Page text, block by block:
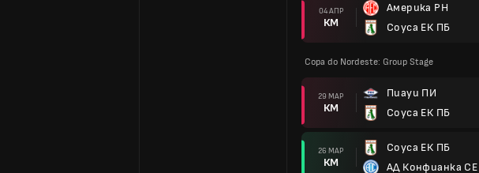
04 АПР
КМ
Америка РН
Соуса ЕК ПБ
Copa do Nordeste: Group Stage
29 МАР
КМ
Пиауи ПИ
Соуса ЕК ПБ
26 МАР
КМ
Соуса ЕК ПБ
АД Конфианка СЕ